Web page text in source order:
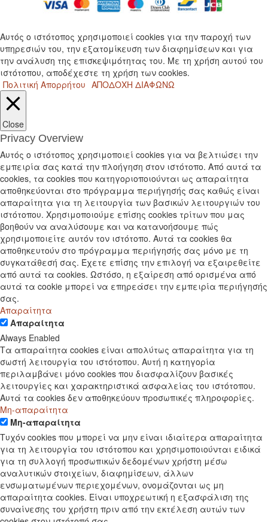
Αυτός ο ιστότοπος χρησιμοποιεί cookies για την παροχή των
υπηρεσιών του, την εξατομίκευση των διαφημίσεων και για
την ανάλυση της επισκεψιμότητας του. Με τη χρήση αυτού του
ιστότοπου, αποδέχεστε τη χρήση των cookies.
Πολιτική Απορρήτου ΑΠΟΔΟΧΗ ΔΙΑΦΩΝΩ
Close
Privacy Overview
Αυτός ο ιστότοπος χρησιμοποιεί cookies για να βελτιώσει την
εμπειρία σας κατά την πλοήγηση στον ιστότοπο. Από αυτά τα
cookies, τα cookies που κατηγοριοποιούνται ως απαραίτητα
αποθηκεύονται στο πρόγραμμα περιήγησής σας καθώς είναι
απαραίτητα για τη λειτουργία των βασικών λειτουργιών του
ιστότοπου. Χρησιμοποιούμε επίσης cookies τρίτων που μας
βοηθούν να αναλύσουμε και να κατανοήσουμε πώς
χρησιμοποιείτε αυτόν τον ιστότοπο. Αυτά τα cookies θα
αποθηκευτούν στο πρόγραμμα περιήγησής σας μόνο με τη
συγκατάθεσή σας. Έχετε επίσης την επιλογή να εξαιρεθείτε
από αυτά τα cookies. Ωστόσο, η εξαίρεση από ορισμένα από
αυτά τα cookie μπορεί να επηρεάσει την εμπειρία περιήγησής
σας.
Απαραίτητα
Απαραίτητα
Always Enabled
Τα απαραίτητα cookies είναι απολύτως απαραίτητα για τη
σωστή λειτουργία του ιστότοπου. Αυτή η κατηγορία
περιλαμβάνει μόνο cookies που διασφαλίζουν βασικές
λειτουργίες και χαρακτηριστικά ασφαλείας του ιστότοπου.
Αυτά τα cookies δεν αποθηκεύουν προσωπικές πληροφορίες.
Μη-απαραίτητα
Μη-απαραίτητα
Τυχόν cookies που μπορεί να μην είναι ιδιαίτερα απαραίτητα
για τη λειτουργία του ιστότοπου και χρησιμοποιούνται ειδικά
για τη συλλογή προσωπικών δεδομένων χρήστη μέσω
αναλυτικών στοιχείων, διαφημίσεων, άλλων
ενσωματωμένων περιεχομένων, ονομάζονται ως μη
απαραίτητα cookies. Είναι υποχρεωτική η εξασφάλιση της
συναίνεσης του χρήστη πριν από την εκτέλεση αυτών των